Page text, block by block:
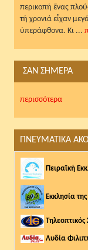
περικοπή ἕνας
τή χρονιά εἶχαν
ὑπεράφθονα. Κι ...
ΣΑΝ ΣΗΜΕΡΑ
περισσότερα
ΠΝΕΥΜΑΤΙΚΑ
Πειραϊκή
Εκκλησία
Τηλεοπτικός
Λυδία